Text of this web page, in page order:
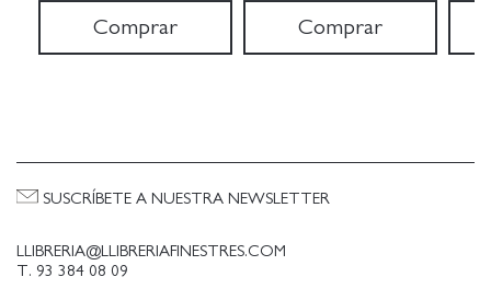
Comprar Comprar
LLIBRERIA@LLIBRERIAFINESTRES.COM
T. 93 384 08 09
SUSCRÍBETE A NUESTRA NEWSLETTER